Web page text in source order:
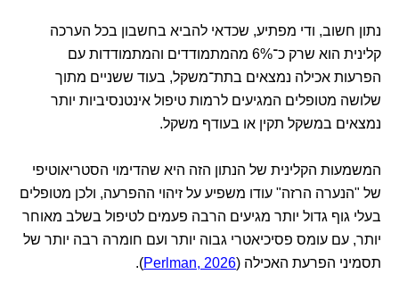
נתון חשוב, ודי מפתיע, שכדאי להביא בחשבון בכל הערכה
קלינית הוא שרק כ־6% מהמתמודדים והמתמודדות עם
הפרעות אכילה נמצאים בתת־משקל, בעוד ששניים מתוך
שלושה מטופלים המגיעים לרמות טיפול אינטנסיביות יותר
נמצאים במשקל תקין או בעודף משקל.
המשמעות הקלינית של הנתון הזה היא שהדימוי הסטריאוטיפי
של "הנערה הרזה" עודו משפיע על זיהוי ההפרעה, ולכן מטופלים
בעלי גוף גדול יותר מגיעים הרבה פעמים לטיפול בשלב מאוחר
יותר, עם עומס פסיכיאטרי גבוה יותר ועם חומרה רבה יותר של
תסמיני הפרעת האכילה (Perlman, 2026
).